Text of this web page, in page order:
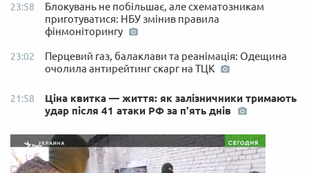
23:58
Блокувань не побільшає, але схематозникам
приготуватися: НБУ змінив правила
фінмоніторингу
23:02
Перцевий газ, балаклави та реанімація: Одещина
очолила антирейтинг скарг на ТЦК
21:58
Ціна квитка — життя: як залізничники тримають
удар після 41 атаки РФ за п'ять днів